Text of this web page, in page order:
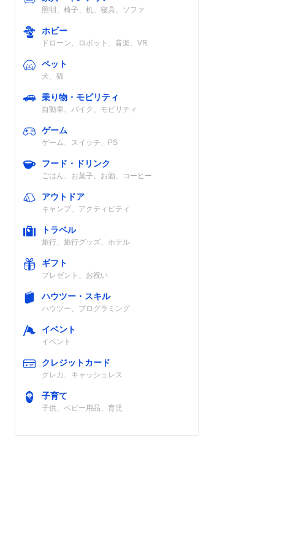
照明、椅子、机、寝具、ソファ
ホビー
ドローン、ロボット、音楽、VR
ペット
犬、猫
乗り物・モビリティ
自動車、バイク、モビリティ
ゲーム
ゲーム、スイッチ、PS
フード・ドリンク
ごはん、お菓子、お酒、コーヒー
アウトドア
キャンプ、アクティビティ
トラベル
旅行、旅行グッズ、ホテル
ギフト
プレゼント、お祝い
ハウツー・スキル
ハウツー、プログラミング
イベント
イベント
クレジットカード
クレカ、キャッシュレス
子育て
子供、ベビー用品、育児